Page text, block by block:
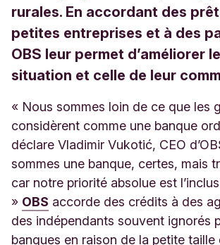
rurales. En accordant des
petites entreprises et à des
OBS leur permet d’améliorer
situation et celle de leur
« Nous sommes loin de ce que les
considèrent comme une banque
déclare Vladimir Vukotić, CEO
sommes une banque, certes, mais
car notre priorité absolue est
» OBS accorde des crédits à des
des indépendants souvent ignorés
banques en raison de la petite taille